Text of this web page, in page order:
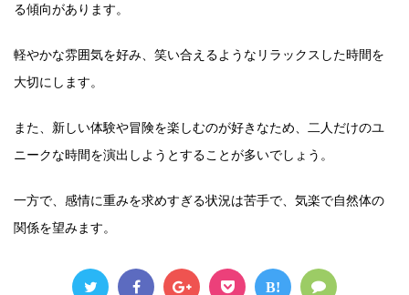
る傾向があります。
軽やかな雰囲気を好み、笑い合えるようなリラックスした時間を
大切にします。
また、新しい体験や冒険を楽しむのが好きなため、二人だけのユ
ニークな時間を演出しようとすることが多いでしょう。
一方で、感情に重みを求めすぎる状況は苦手で、気楽で自然体の
関係を望みます。
B!